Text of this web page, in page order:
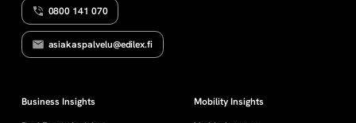
v
j
N
0800 141 070
asiakaspalvelu@edilex.fi
Business Insights
Mobility Insights